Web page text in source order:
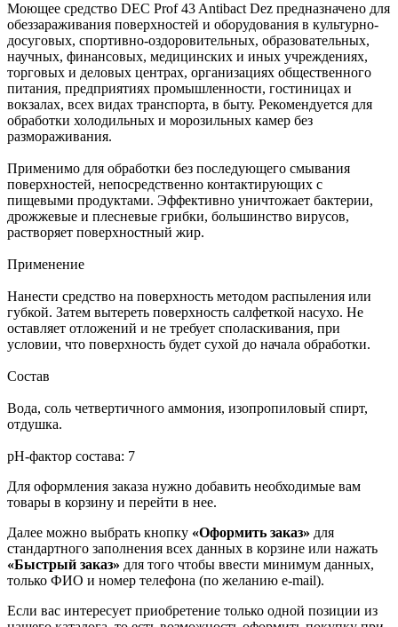
Моющее средство DEC Prof 43 Antibact Dez предназначено для
обеззараживания поверхностей и оборудования в культурно-
досуговых, спортивно-оздоровительных, образовательных,
научных, финансовых, медицинских и иных учреждениях,
торговых и деловых центрах, организациях общественного
питания, предприятиях промышленности, гостиницах и
вокзалах, всех видах транспорта, в быту. Рекомендуется для
обработки холодильных и морозильных камер без
размораживания.
Применимо для обработки без последующего смывания
поверхностей, непосредственно контактирующих с
пищевыми продуктами. Эффективно уничтожает бактерии,
дрожжевые и плесневые грибки, большинство вирусов,
растворяет поверхностный жир.
Применение
Нанести средство на поверхность методом распыления или
губкой. Затем вытереть поверхность салфеткой насухо. Не
оставляет отложений и не требует споласкивания, при
условии, что поверхность будет сухой до начала обработки.
Состав
Вода, соль четвертичного аммония, изопропиловый спирт,
отдушка.
pH-фактор состава: 7
Для оформления заказа нужно добавить необходимые вам
товары в корзину и перейти в нее.
Далее можно выбрать кнопку «Оформить заказ» для
стандартного заполнения всех данных в корзине или нажать
«Быстрый заказ» для того чтобы ввести минимум данных,
только ФИО и номер телефона (по желанию e-mail).
Если вас интересует приобретение только одной позиции из